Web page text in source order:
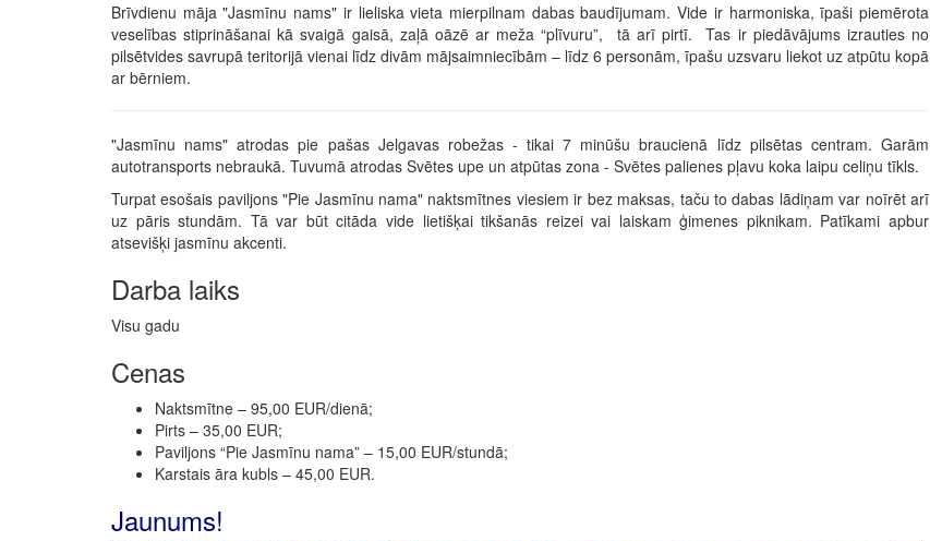
Brīvdienu māja "Jasmīnu nams" ir lieliska vieta mierpilnam dabas baudījumam. Vide ir harmoniska, īpaši piemērota
veselības stiprināšanai kā svaigā gaisā, zaļā oāzē ar meža “plīvuru”, tā arī pirtī. Tas ir piedāvājums izrauties no
pilsētvides savrupā teritorijā vienai līdz divām mājsaimniecībām – līdz 6 personām, īpašu uzsvaru liekot uz atpūtu kopā
ar bērniem.
"Jasmīnu nams" atrodas pie pašas Jelgavas robežas - tikai 7 minūšu braucienā līdz pilsētas centram. Garām
autotransports nebraukā. Tuvumā atrodas Svētes upe un atpūtas zona - Svētes palienes pļavu koka laipu celiņu tīkls.
Turpat esošais paviljons "Pie Jasmīnu nama" naktsmītnes viesiem ir bez maksas, taču to dabas lādiņam var noīrēt arī
uz pāris stundām. Tā var būt citāda vide lietišķai tikšanās reizei vai laiskam ģimenes piknikam. Patīkami apbur
atsevišķi jasmīnu akcenti.
Darba laiks
Visu gadu
Cenas
Naktsmītne – 95,00 EUR/dienā;
Pirts – 35,00 EUR;
Paviljons “Pie Jasmīnu nama” – 15,00 EUR/stundā;
Karstais āra kubls – 45,00 EUR.
Jaunums!